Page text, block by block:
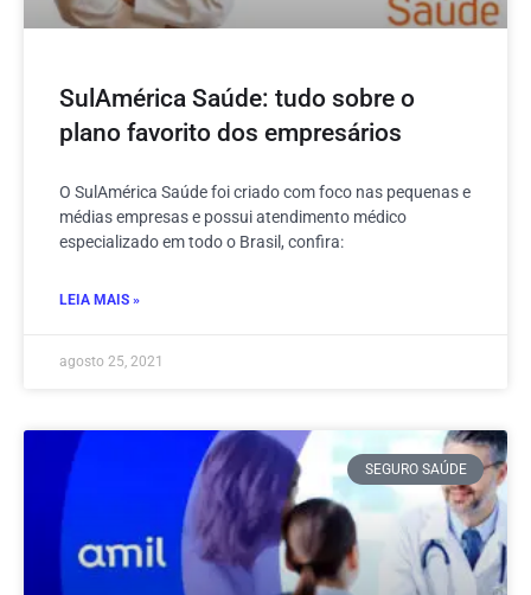
SulAmérica Saúde: tudo sobre o
plano favorito dos empresários
O SulAmérica Saúde foi criado com foco nas pequenas e
médias empresas e possui atendimento médico
especializado em todo o Brasil, confira:
LEIA MAIS »
agosto 25, 2021
SEGURO SAÚDE